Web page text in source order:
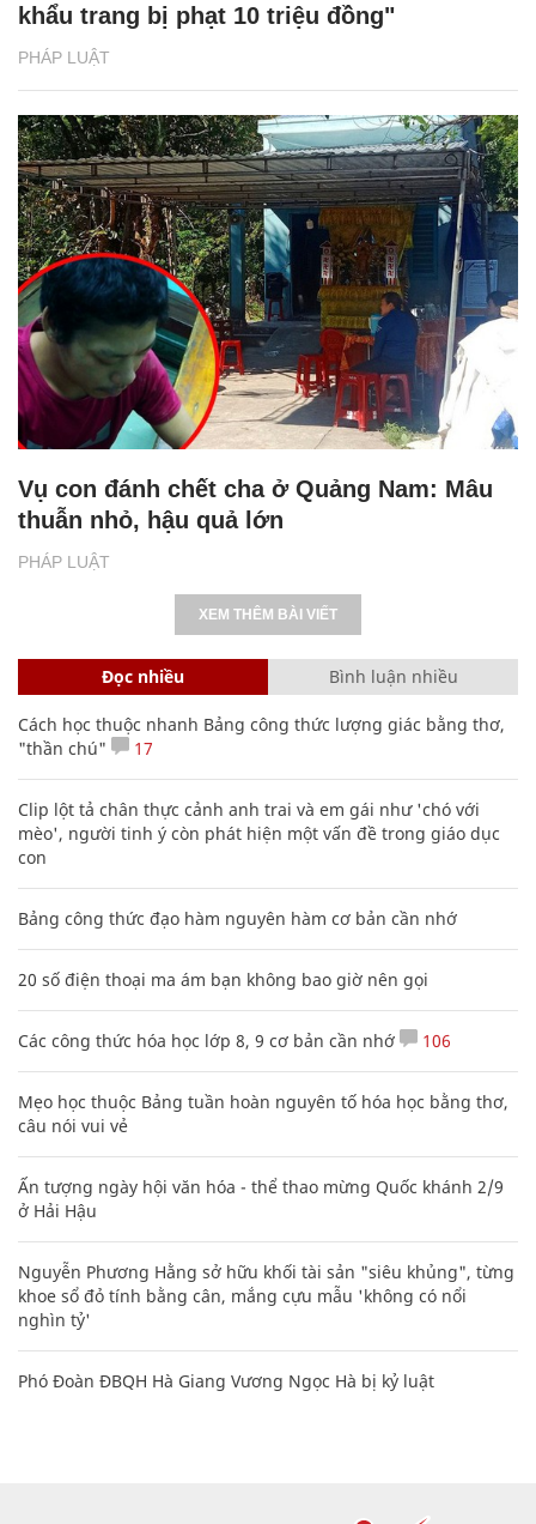
PHÁP LUẬT
khẩu trang bị phạt 10 triệu đồng"
PHÁP LUẬT
Vụ con đánh chết cha ở Quảng Nam: Mâu
thuẫn nhỏ, hậu quả lớn
XEM THÊM BÀI VIẾT
Đọc nhiều Bình luận nhiều
Cách học thuộc nhanh Bảng công thức lượng giác bằng thơ,
"thần chú"
17
Clip lột tả chân thực cảnh anh trai và em gái như 'chó với
mèo', người tinh ý còn phát hiện một vấn đề trong giáo dục
con
Bảng công thức đạo hàm nguyên hàm cơ bản cần nhớ
20 số điện thoại ma ám bạn không bao giờ nên gọi
Các công thức hóa học lớp 8, 9 cơ bản cần nhớ 106
Mẹo học thuộc Bảng tuần hoàn nguyên tố hóa học bằng thơ,
câu nói vui vẻ
Ấn tượng ngày hội văn hóa - thể thao mừng Quốc khánh 2/9
ở Hải Hậu
Nguyễn Phương Hằng sở hữu khối tài sản "siêu khủng", từng
khoe sổ đỏ tính bằng cân, mắng cựu mẫu 'không có nổi
nghìn tỷ'
Phó Đoàn ĐBQH Hà Giang Vương Ngọc Hà bị kỷ luật